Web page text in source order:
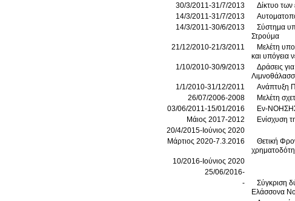
30/3/2011-31/7/2013
Δίκτυο των
14/3/2011-31/7/2013
14/3/2011-30/6/2013
Σύστημα
Στρούμα
21/12/2010-21/3/2011
Μελέτη
και υπόγεια
1/10/2010-30/9/2013
Δράσεις
1/1/2010-31/12/2011
Ανάπτυξη
26/07/2006-2008
Μελέτη
03/06/2011-15/01/2016
Εν-
Μάιος 2017-2012
Ενίσχυση
20/4/2015-Ιούνιος 2020
Μάρτιος 2020-7.3.2016
Θετική
10/2016-Ιούνιος 2020
25/06/2016-
-
Σύγκριση
Ελάσσονα